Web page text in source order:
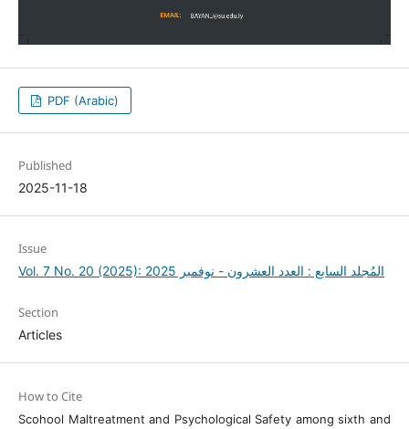
PDF (Arabic)
Published
2025-11-18
Issue
Vol. 7 No. 20 (2025): المُجلد السابع : العدد العشرون - نوفمبر 2025
Section
Articles
How to Cite
Scohool Maltreatment and Psychological Safety among sixth and